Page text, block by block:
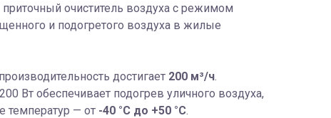
очиститель воздуха с режимом
и подогретого воздуха в жилые
достигает 200 м³/ч.
Вт обеспечивает подогрев уличного воздуха,
температур — от -40 °С до +50 °С.